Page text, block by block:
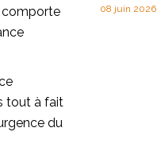
comporte
tout à fait
du
08 juin 2026